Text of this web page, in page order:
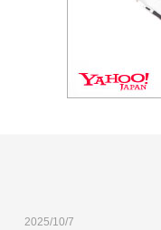
2025/10/7